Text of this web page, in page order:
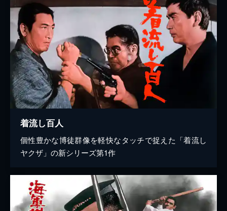
着流し百人
個性豊かな博徒群像を軽快なタッチで捉えた「着流し
ヤクザ」の新シリーズ第1作